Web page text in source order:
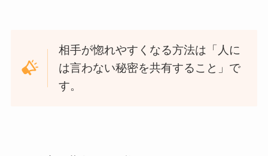
相手が惚れやすくなる方法は「人に
は言わない秘密を共有すること」で
す。